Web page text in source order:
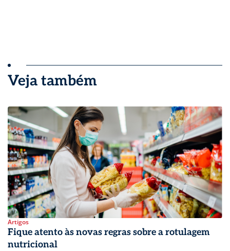
Veja também
Artigos
Fique atento às novas regras sobre a rotulagem
nutricional